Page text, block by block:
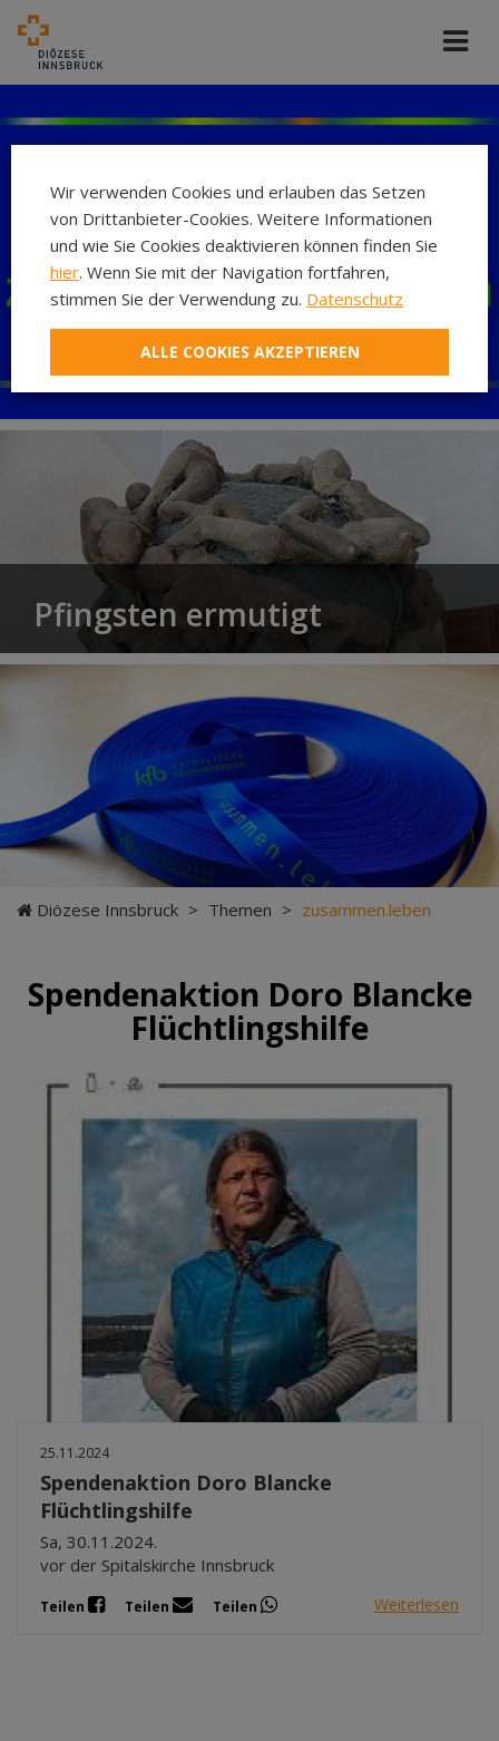
Pfingsten ermutigt
Diözese Innsbruck > Themen > zusammen.leben
Spendenaktion Doro Blancke
Flüchtlingshilfe
25.11.2024
Spendenaktion Doro Blancke
Flüchtlingshilfe
Sa, 30.11.2024.
vor der Spitalskirche Innsbruck
Teilen Teilen Teilen Weiterlesen
Wir verwenden Cookies und erlauben das Setzen
von Drittanbieter-Cookies. Weitere Informationen
und wie Sie Cookies deaktivieren können finden Sie
hier. Wenn Sie mit der Navigation fortfahren,
stimmen Sie der Verwendung zu. Datenschutz
ALLE COOKIES AKZEPTIEREN